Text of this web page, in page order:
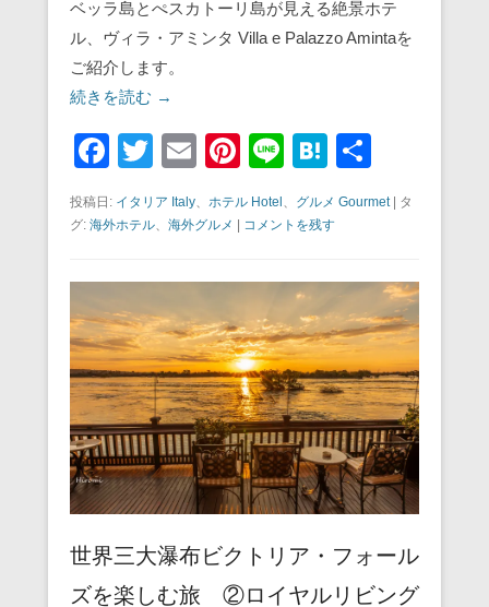
ベッラ島とぺスカトーリ島が見える絶景ホテ
ル、ヴィラ・アミンタ Villa e Palazzo Amintaを
ご紹介します。
続きを読む →
F
c
b
o
o
k
T
tt
E
ail
Pi
er
st
Li
e
H
e
a
投稿日: イタリア Italy、 ホテル Hotel、 グルメ Gourmet| タ
グ: 海外ホテル、 海外グルメ | コメントを残す
世界三大瀑布ビクトリア・フォール
ズを楽しむ旅 ②ロイヤルリビング